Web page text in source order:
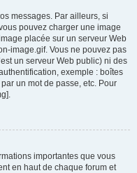
messages. Par ailleurs, si
pouvez charger une image
placée sur un serveur Web
image.gif. Vous ne pouvez pas
un serveur Web public) ni des
exemple : boîtes
un mot de passe, etc. Pour
importantes que vous
en haut de chaque forum et